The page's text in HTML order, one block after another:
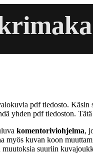
pdf tiedosto.
yhden pdf tiedoston.
komentoriviohjelma,
myös kuvan koon
suuriin